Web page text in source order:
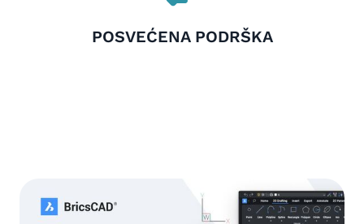
POSVEĆENA PODRŠKA